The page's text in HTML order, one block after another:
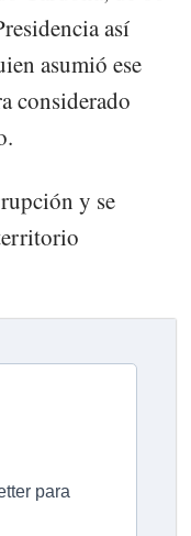
así
asumió ese
considerado
y se